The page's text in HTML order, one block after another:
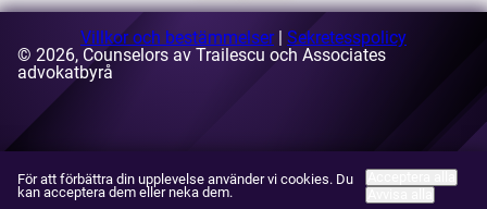
E-postadress:
Adress till:
sektor 1, Bukarest, Rumänien
För att förbättra din upplevelse använder vi cookies. Du
kan acceptera dem eller neka dem.
Villkor och bestämmelser| Sekretesspolicy
© 2026, Counselors av Trailescu och Associates
advokatbyrå